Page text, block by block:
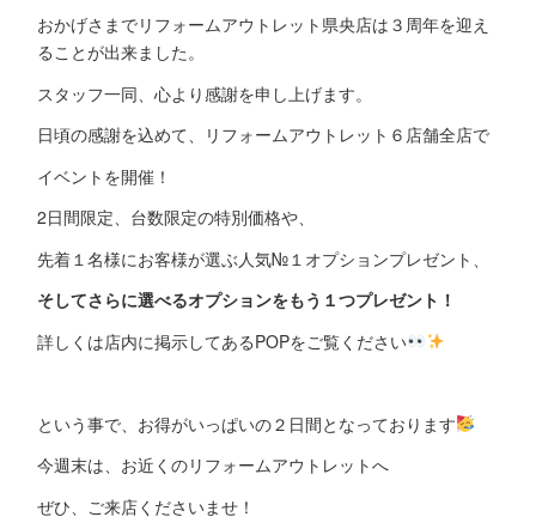
おかげさまでリフォームアウトレット県央店は３周年を迎え
ることが出来ました。
スタッフ一同、心より感謝を申し上げます。
日頃の感謝を込めて、リフォームアウトレット６店舗全店で
イベントを開催！
2日間限定、台数限定の特別価格や、
先着１名様にお客様が選ぶ人気№１オプションプレゼント、
そしてさらに選べるオプションをもう１つプレゼント！
詳しくは店内に掲示してあるPOPをご覧ください
という事で、お得がいっぱいの２日間となっております
今週末は、お近くのリフォームアウトレットへ
ぜひ、ご来店くださいませ！